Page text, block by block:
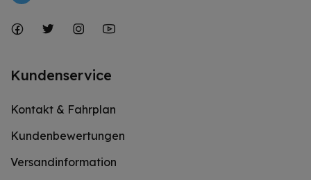
Kundenservice
Kontakt & Fahrplan
Kundenbewertungen
Versandinformation